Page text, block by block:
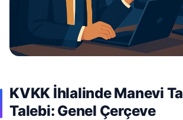
KVKK İhlalinde Manevi
Talebi: Genel Çerçeve